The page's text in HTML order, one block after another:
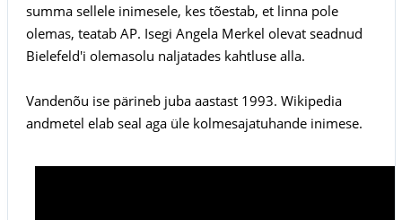
summa sellele inimesele, kes tõestab, et linna pole
olemas, teatab AP. Isegi Angela Merkel olevat seadnud
Bielefeld'i olemasolu naljatades kahtluse alla.
Vandenõu ise pärineb juba aastast 1993. Wikipedia
andmetel elab seal aga üle kolmesajatuhande inimese.